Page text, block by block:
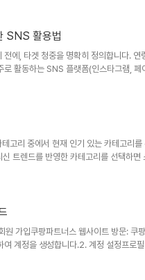
뢰성을 높이는 데 ..
SNS 활용법
에, 타겟 청중을 명확히 정의합니다. 연
활동하는 SNS 플랫폼(인스타그램, 페
동영상을 활용해 제품을 매력적으로 소
면 더 많은 유입을 ..
고리 중에서 현재 인기 있는 카테고리
트렌드를 반영한 카테고리를 선택하면
러' 섹션을 방문하여 현재 잘 팔리는
할 수 있습니다.소셜..
가입쿠팡파트너스 웹사이트 방문: 쿠
계정을 생성합니다.2. 계정 설정프로
계좌 정보를 등록합니다.3. 상품 선택